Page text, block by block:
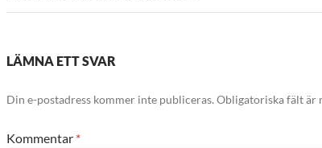
LÄMNA ETT SVAR
Din e-postadress kommer inte publiceras. Obligatoriska fält är
Kommentar *